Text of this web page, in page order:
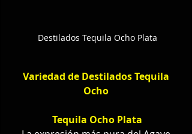
Destilados Tequila Ocho Plata
Variedad de Destilados Tequila
Ocho
Tequila Ocho Plata